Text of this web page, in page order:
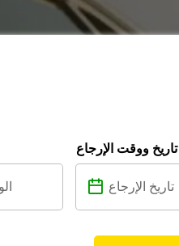
تاريخ ووقت الإرجاع